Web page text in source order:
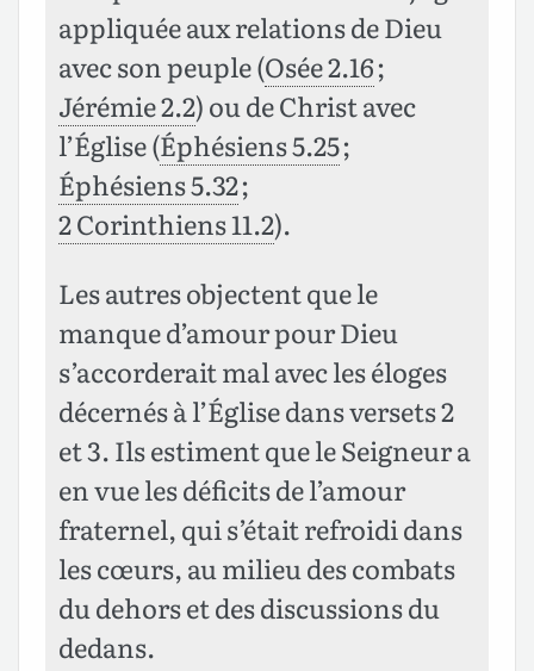
appliquée aux relations de Dieu
avec son peuple (Osée 2.16;
Jérémie 2.2) ou de Christ avec
l’Église (Éphésiens 5.25;
Éphésiens 5.32;
2 Corinthiens 11.2).
Les autres objectent que le
manque d’amour pour Dieu
s’accorderait mal avec les éloges
décernés à l’Église dans versets 2
et 3. Ils estiment que le Seigneur a
en vue les déficits de l’amour
fraternel, qui s’était refroidi dans
les cœurs, au milieu des combats
du dehors et des discussions du
dedans.